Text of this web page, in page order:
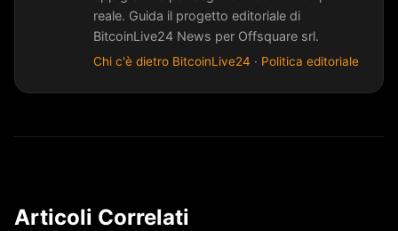
reale. Guida il progetto editoriale di
BitcoinLive24 News per Offsquare srl.
Chi c'è dietro BitcoinLive24 · Politica editoriale
Articoli Correlati